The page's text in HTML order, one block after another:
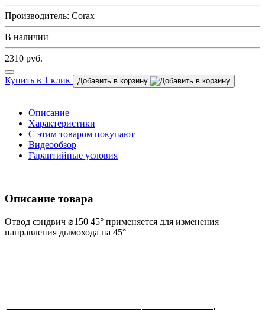
Производитель: Corax
В наличии
2310 руб.
Купить в 1 клик Добавить в корзину
Описание
Характеристики
С этим товаром покупают
Видеообзор
Гарантийные условия
Описание товара
Отвод сэндвич ⌀150 45° применяется для изменения
направления дымохода на 45°